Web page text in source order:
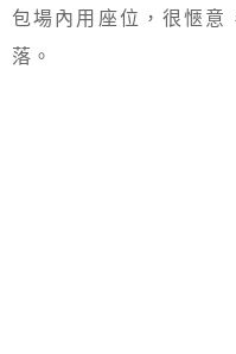
包場內用座位，很愜意
落。